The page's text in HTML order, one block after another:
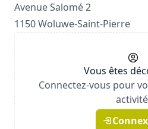
Avenue Salomé 2
1150 Woluwe-Saint-Pierre
Vous êtes
Connectez-vous pour